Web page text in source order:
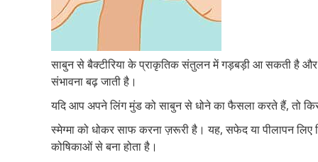
साबुन से बैक्टीरिया के प्राकृतिक संतुलन में गड़बड़ी आ सकती है
संभावना बढ़ जाती है।
यदि आप अपने लिंग मुंड को साबुन से धोने का फैसला करते हैं, तो
स्मेग्मा को धोकर साफ करना ज़रूरी है। यह, सफेद या पीलापन लिए
कोषिकाओं से बना होता है।